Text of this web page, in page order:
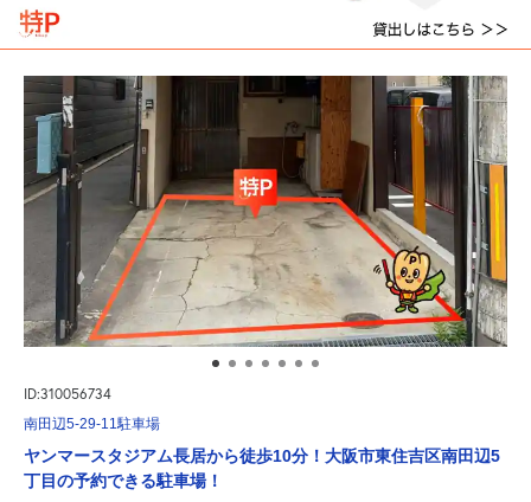
ID:310056734
南田辺5-29-11駐車場
ヤンマースタジアム長居から徒歩10分！大阪市東住吉区南田辺5
丁目の予約できる駐車場！